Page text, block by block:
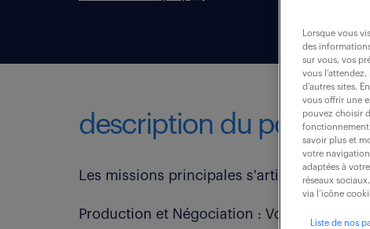
description du poste
Les missions principales s'articulent
Production et Négociation : Vous gérerez
Lorsque vous
des
sur vous, vos
vous
d’autres sites.
vous offrir une
pouvez choisir
fonctionnement
savoir plus et
votre
adaptées à
réseaux
via l’icône
Liste de nos